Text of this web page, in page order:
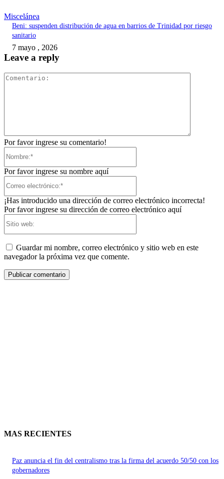
Miscelánea
Beni: suspenden distribución de agua en barrios de Trinidad por riesgo
sanitario
7 mayo , 2026
Leave a reply
Por favor ingrese su comentario!
Por favor ingrese su nombre aquí
¡Has introducido una dirección de correo electrónico incorrecta!
Por favor ingrese su dirección de correo electrónico aquí
Guardar mi nombre, correo electrónico y sitio web en este
navegador la próxima vez que comente.
MAS RECIENTES
Paz anuncia el fin del centralismo tras la firma del acuerdo 50/50 con los
gobernadores